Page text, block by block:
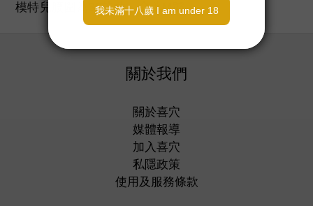
模特兒腰圍為32英寸，穿著M號
關於我們
關於喜穴
媒體報導
加入喜穴
私隱政策
使用及服務條款